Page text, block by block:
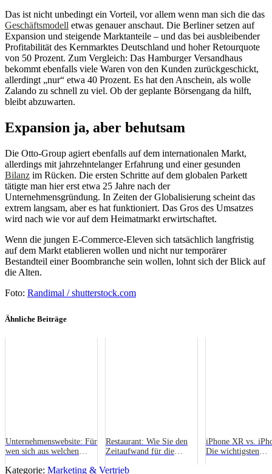
Das ist nicht unbedingt ein Vorteil, vor allem wenn man sich die das
Geschäftsmodell etwas genauer anschaut. Die Berliner setzen auf
Expansion und steigende Marktanteile – und das bei ausbleibender
Profitabilität des Kernmarktes Deutschland und hoher Retourquote
von 50 Prozent. Zum Vergleich: Das Hamburger Versandhaus
bekommt ebenfalls viele Waren von den Kunden zurückgeschickt,
allerdingt „nur“ etwa 40 Prozent. Es hat den Anschein, als wolle
Zalando zu schnell zu viel. Ob der geplante Börsengang da hilft,
bleibt abzuwarten.
Expansion ja, aber behutsam
Die Otto-Group agiert ebenfalls auf dem internationalen Markt,
allerdings mit jahrzehntelanger Erfahrung und einer gesunden
Bilanz im Rücken. Die ersten Schritte auf dem globalen Parkett
tätigte man hier erst etwa 25 Jahre nach der
Unternehmensgründung. In Zeiten der Globalisierung scheint das
extrem langsam, aber es hat funktioniert. Das Gros des Umsatzes
wird nach wie vor auf dem Heimatmarkt erwirtschaftet.
Wenn die jungen E-Commerce-Eleven sich tatsächlich langfristig
auf dem Markt etablieren wollen und nicht nur temporärer
Bestandteil einer Boombranche sein wollen, lohnt sich der Blick auf
die Alten.
Foto: Randimal / shutterstock.com
Ähnliche Beiträge
Unternehmenswebsite: Für
wen sich aus welchen
Restaurant: Wie Sie den
Zeitaufwand für die
iPhone XR vs.
Die wichtigsten
Kategorie: Marketing & Vertrieb